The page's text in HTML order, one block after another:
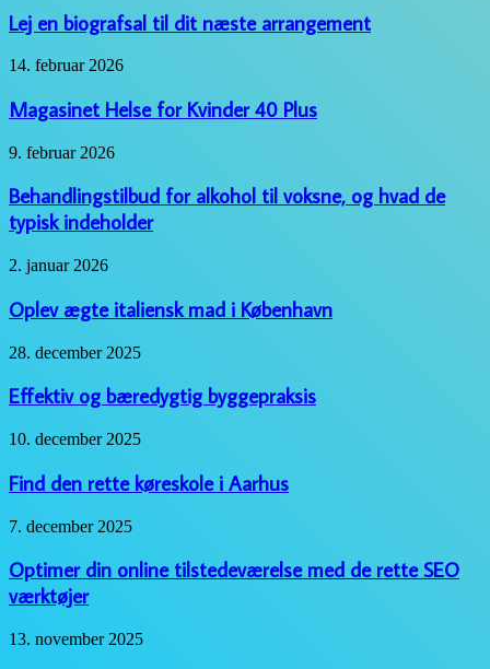
biografsal
til
dit
næste
Lej en biografsal til dit næste arrangement
Magasinet
for
Kvinder
40
Plus
14. februar 2026
Magasinet Helse for Kvinder 40 Plus
Behandlingstilbud
alkohol
til
voksne,
hvad
typisk
9. februar 2026
Behandlingstilbud for alkohol til voksne, og hvad de
typisk indeholder
Oplev
italiensk
mad
i
København
2. januar 2026
Oplev ægte italiensk mad i København
Effektiv
bæredygtig
byggepraksis
28. december 2025
Effektiv og bæredygtig byggepraksis
Find
rette
køreskole
i
Aarhus
10. december 2025
Find den rette køreskole i Aarhus
Optimer
online
tilstedeværelse
med
rette
7. december 2025
Optimer din online tilstedeværelse med de rette SEO
værktøjer
Forståelse
13. november 2025